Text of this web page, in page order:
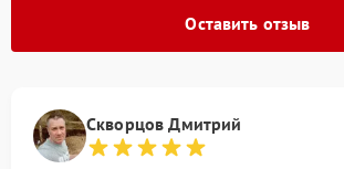
Оставить отзыв
Скворцов Дмитрий